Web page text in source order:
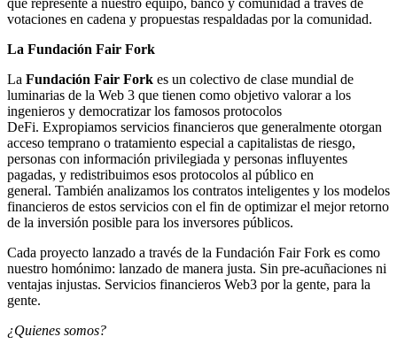
que represente a nuestro equipo, banco y comunidad a través de
votaciones en cadena y propuestas respaldadas por la comunidad.
La Fundación Fair Fork
La Fundación Fair Fork es un colectivo de clase mundial de
luminarias de la Web 3 que tienen como objetivo valorar a los
ingenieros y democratizar los famosos protocolos
DeFi. Expropiamos servicios financieros que generalmente otorgan
acceso temprano o tratamiento especial a capitalistas de riesgo,
personas con información privilegiada y personas influyentes
pagadas, y redistribuimos esos protocolos al público en
general. También analizamos los contratos inteligentes y los modelos
financieros de estos servicios con el fin de optimizar el mejor retorno
de la inversión posible para los inversores públicos.
Cada proyecto lanzado a través de la Fundación Fair Fork es como
nuestro homónimo: lanzado de manera justa. Sin pre-acuñaciones ni
ventajas injustas. Servicios financieros Web3 por la gente, para la
gente.
¿Quienes somos?